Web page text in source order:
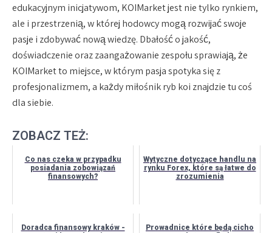
edukacyjnym inicjatywom, KOIMarket jest nie tylko rynkiem,
ale i przestrzenią, w której hodowcy mogą rozwijać swoje
pasje i zdobywać nową wiedzę. Dbałość o jakość,
doświadczenie oraz zaangażowanie zespołu sprawiają, że
KOIMarket to miejsce, w którym pasja spotyka się z
profesjonalizmem, a każdy miłośnik ryb koi znajdzie tu coś
dla siebie.
ZOBACZ TEŻ:
Co nas czeka w przypadku
posiadania zobowiązań
finansowych?
Wytyczne dotyczące handlu na
rynku Forex, które są łatwe do
zrozumienia
Doradca finansowy kraków -
Prowadnice które będą cicho